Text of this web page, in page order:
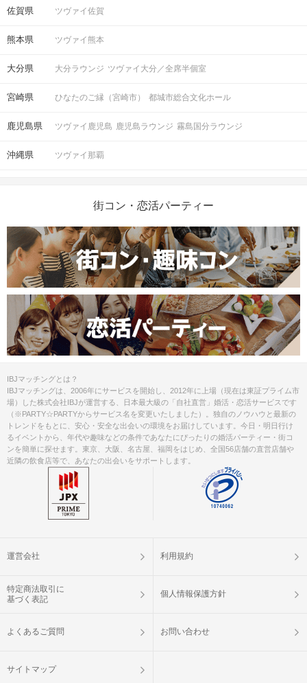
佐賀県 ツヴァイ佐賀
熊本県 ツヴァイ熊本
大分県 大分ラウンジ ツヴァイ大分／全席半個室
宮崎県 ひなたのご縁（宮崎市） 都城市総合文化ホール
鹿児島県 ツヴァイ鹿児島 鹿児島ラウンジ 霧島国分ラウンジ
沖縄県 ツヴァイ那覇
街コン・恋活パーティー
IBJマッチングとは？
IBJマッチングは、2006年にサービスを開始し、2012年に上場（現在は東証プライム市
場）した株式会社IBJが運営する、日本最大級の「自社直営」婚活・恋活サービスです
（※PARTY☆PARTYからサービス名を変更いたしました）。独自のノウハウと最新の
トレンドをもとに、安心・安全な出会いの環境をお届けしています。今日・明日行け
るイベントから、年代や趣味などの条件であなたにぴったりの婚活パーティー・街コ
ンを簡単に探せます。東京、大阪、名古屋、福岡をはじめ、全国56店舗の直営店舗や
近隣の飲食店等で、あなたの出会いをサポートします。
運営会社 利用規約
特定商法取引に
基づく表記
個人情報保護方針
よくあるご質問 お問い合わせ
サイトマップ